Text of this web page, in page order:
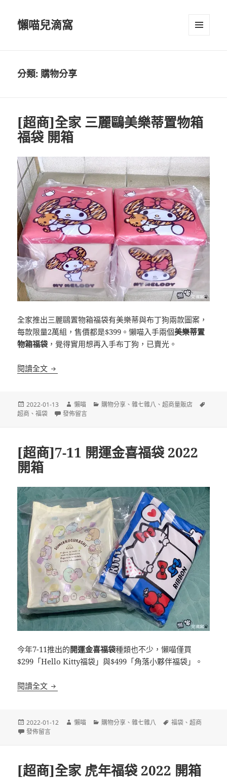
懶喵兒滴窩
分類: 購物分享
[超商]全家 三麗鷗美樂蒂置物箱
福袋 開箱
全家推出三麗鷗置物箱福袋有美樂蒂與布丁狗兩款圖案，
每款限量2萬組，售價都是$399。懶喵入手兩個美樂蒂置
物箱福袋 ，覺得實用想再入手布丁狗，已賣光。
閱讀全文 [超商]全家 三麗鷗美樂蒂置物箱福袋 開箱
發
佈
2022-01-13
作
者
懶喵
分
購物分享 、雜七雜八 、超商量販店
超商 、福袋 在〈[超商]全家 三麗鷗美樂蒂置物箱福袋 開箱〉
發佈留言
[超商]7-11 開運金喜福袋 2022
開箱
今年7-11推出的開運金喜福袋種類也不少，懶喵僅買
$299「Hello Kitty福袋」與$499「角落小夥伴福袋」。
閱讀全文 [超商]7-11 開運金喜福袋 2022 開箱
發
佈
2022-01-12
作
懶喵
分
購物分享 、雜七雜八
標
福袋 、超商
在〈[超商]7-11 開運金喜福袋 2022 開箱〉
發佈留言
[超商]全家 虎年福袋 2022 開箱